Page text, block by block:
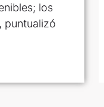
los
puntualizó